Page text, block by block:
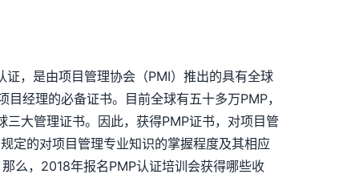
，是由项目管理协会（PMI）推出的具有全球
经理的必备证书。目前全球有五十多万PMP，
大管理证书。因此，获得PMP证书，对项目管
定的对项目管理专业知识的掌握程度及其相应
么，2018年报名PMP认证培训会获得哪些收